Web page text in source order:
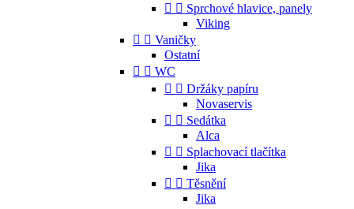
  Sprchové hlavice, panely
Viking
  Vaničky
Ostatní
  WC
  Držáky papíru
Novaservis
  Sedátka
Alca
  Splachovací tlačítka
Jika
  Těsnění
Jika